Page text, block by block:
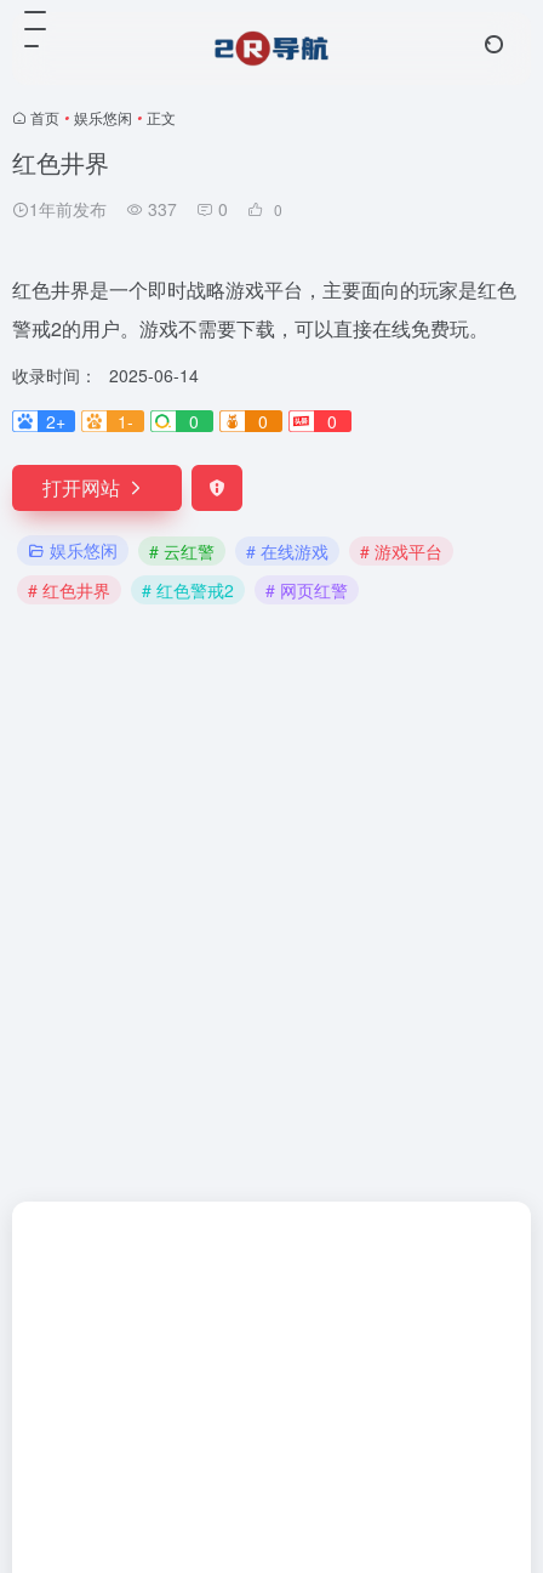
首页 • 娱乐悠闲 • 正文
红色井界
1年前发布 337 0 0
红色井界是一个即时战略游戏平台，主要面向的玩家是红色
警戒2的用户。游戏不需要下载，可以直接在线免费玩。
收录时间：
2025-06-14
2+
1- 0 0 0
打开网站
娱乐悠闲 # 云红警 # 在线游戏
# 游戏平台
# 红色井界
# 红色警戒2 # 网页红警